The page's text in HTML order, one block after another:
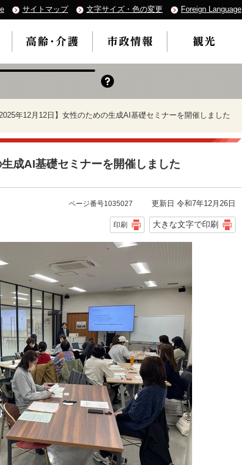
サイトマップ 文字サイズ・色の変更 Foreign Language
年12月12日】女性のための生成AI基礎セミナーを開催しました
成AI基礎セミナーを開催しました
ページ番号1035027 更新日 令和7年12月26日
印刷 大きな文字で印刷